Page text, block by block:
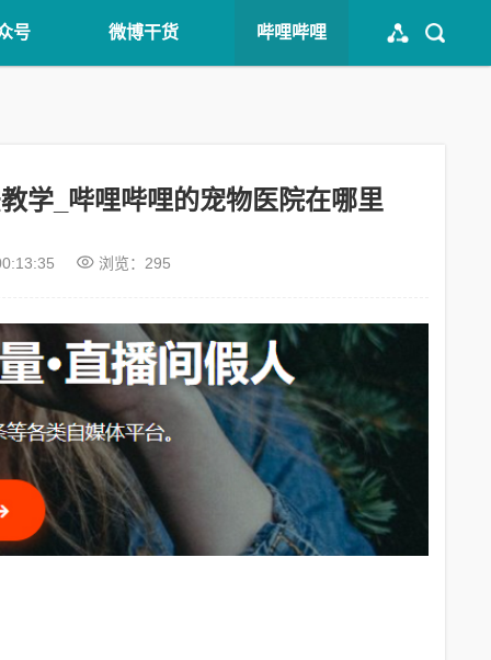
号 微博干货 哔哩哔哩
学_哔哩哔哩的宠物医院在哪里
浏览：295